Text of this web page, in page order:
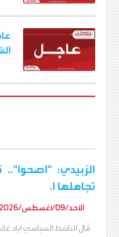
الزبيدي:
تجاهلها ا.
الأحد/09/أغسطس/2026 - 12:47 ص
قال الناشط السياسي اياد